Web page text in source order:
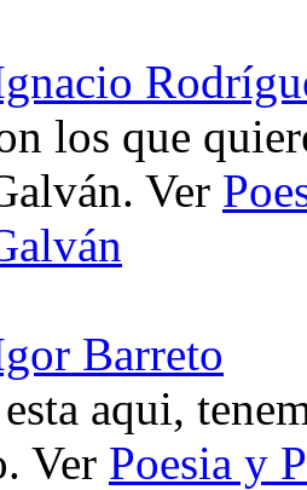
los que
Ver
Barreto
aqui,
Ver Poesia y